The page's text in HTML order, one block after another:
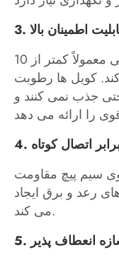
قابلیت اطمینان بالا
سطح تخلیه جزئی معمولاً کمتر از 10PC است که
کویل ها رطوبت
جذب نمی کنند و
اتصال کوتاه
سیم پیچ مقاومت
رعد و برق ایجاد
می کند.
انعطاف پذیر